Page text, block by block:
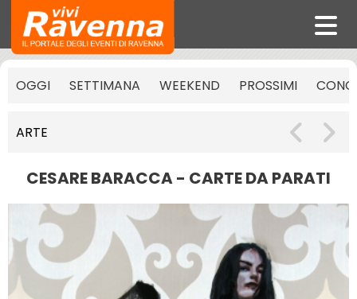
OGGI SETTIMANA WEEKEND PROSSIMI
ARTE
CESARE BARACCA - CARTE DA PARATI